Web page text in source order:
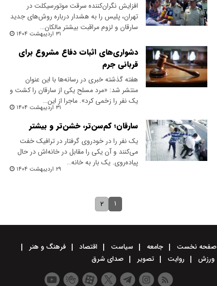
افزایش نگران‌کننده سرقت موتورسیکلت در
تهران، پلیس را به هشدار درباره روش‌های جدید
سارقان و لزوم مراقبت بیشتر مالکان…
۳۱ اردیبهشت ۱۴۰۴
دشواری‌های اثبات دفاع مشروع برای
قربانی جرم
هفته گذشته خبری در رسانه‌ها با این عنوان
منتشر شد: «مرد مسلح یکی از سارقان را کشت و
یک نفر را زخمی کرد». ماجرا از این…
۳۱ اردیبهشت ۱۴۰۴
سارقان؛ کم‌سن‌تر، خشن‌تر و بیشتر
یک نفر را در خودروی گرفتار در ترافیک خفت
می‌کنند و آن یکی را مقابل در خانه‌اش در حال
پیاده‌روی. یک بار به خانه…
۲۹ اردیبهشت ۱۴۰۴
۱ ۲
صفحه نخست جامعه سیاست اقتصاد
فرهنگ و هنر
ورزش
روایت تصویر صدای شرق